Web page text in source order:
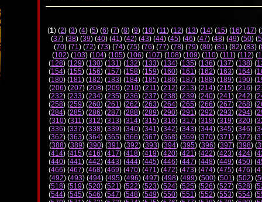
(1) (2) (3) (4) (5) (6) (7) (8) (9) (10) (11) (12) (13) (14) (15) (16) (17) (
(37) (38) (39) (40) (41) (42) (43) (44) (45) (46) (47) (48) (49) (50) (
(70) (71) (72) (73) (74) (75) (76) (77) (78) (79) (80) (81) (82) (83) (
(102) (103) (104) (105) (106) (107) (108) (109) (110) (111) (112) (
(128) (129) (130) (131) (132) (133) (134) (135) (136) (137) (138) (
(154) (155) (156) (157) (158) (159) (160) (161) (162) (163) (164) (
(180) (181) (182) (183) (184) (185) (186) (187) (188) (189) (190) (
(206) (207) (208) (209) (210) (211) (212) (213) (214) (215) (216) (
(232) (233) (234) (235) (236) (237) (238) (239) (240) (241) (242) (
(258) (259) (260) (261) (262) (263) (264) (265) (266) (267) (268) (
(284) (285) (286) (287) (288) (289) (290) (291) (292) (293) (294) (
(310) (311) (312) (313) (314) (315) (316) (317) (318) (319) (320) (
(336) (337) (338) (339) (340) (341) (342) (343) (344) (345) (346) (
(362) (363) (364) (365) (366) (367) (368) (369) (370) (371) (372) (
(388) (389) (390) (391) (392) (393) (394) (395) (396) (397) (398) (
(414) (415) (416) (417) (418) (419) (420) (421) (422) (423) (424) (
(440) (441) (442) (443) (444) (445) (446) (447) (448) (449) (450) (
(466) (467) (468) (469) (470) (471) (472) (473) (474) (475) (476) (
(492) (493) (494) (495) (496) (497) (498) (499) (500) (501) (502) (
(518) (519) (520) (521) (522) (523) (524) (525) (526) (527) (528) (
(544) (545) (546) (547) (548) (549) (550) (551) (552) (553) (554) (